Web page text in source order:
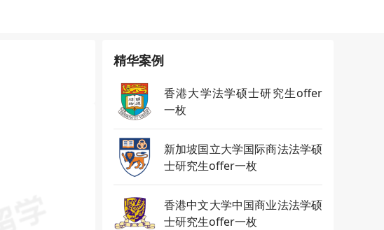
精华案例
香港大学法学硕士研究生offer
一枚
新加坡国立大学国际商法法学硕
士研究生offer一枚
香港中文大学中国商业法法学硕
士研究生offer一枚